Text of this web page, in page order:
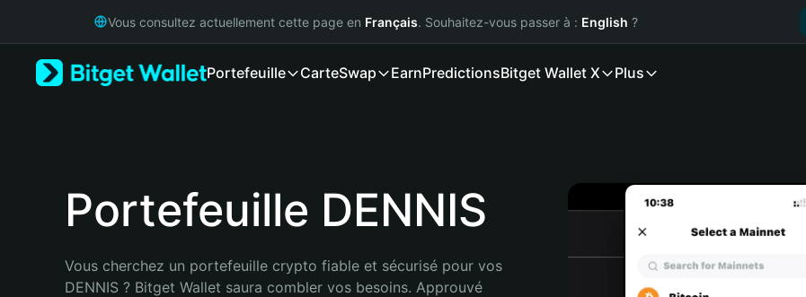
Русский
Bahasa Indonesia
Vous consultez actuellement cette page en Français. Souhaitez-vous passer à : English ?
Portefeuille CarteSwap EarnPredictionsBitget Wallet X Plus
Portefeuille DENNIS
Vous cherchez un portefeuille crypto fiable et sécurisé pour vos
DENNIS ? Bitget Wallet saura combler vos besoins. Approuvé